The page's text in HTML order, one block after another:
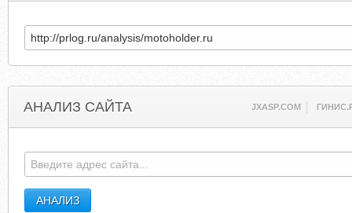
АНАЛИЗ САЙТА JXASP.COM